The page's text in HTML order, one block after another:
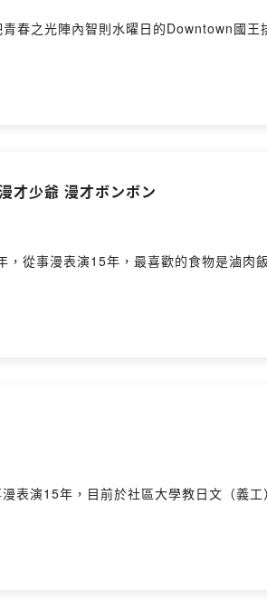
春之光陣內智則水曜日的Downtown國
才少爺 漫才ボンボン
從事漫表演15年，最喜歡的食物是滷肉
表演15年，目前於社區大學教日文（義